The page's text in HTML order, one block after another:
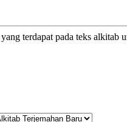
terdapat pada teks alkitab